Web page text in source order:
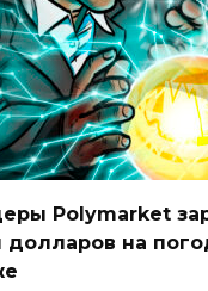
Polymarket
долларов на